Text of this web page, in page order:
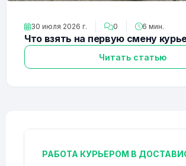
30 июля 2026 г. 0 6 мин.
Что взять на первую смену
Читать статью
РАБОТА КУРЬЕРОМ В